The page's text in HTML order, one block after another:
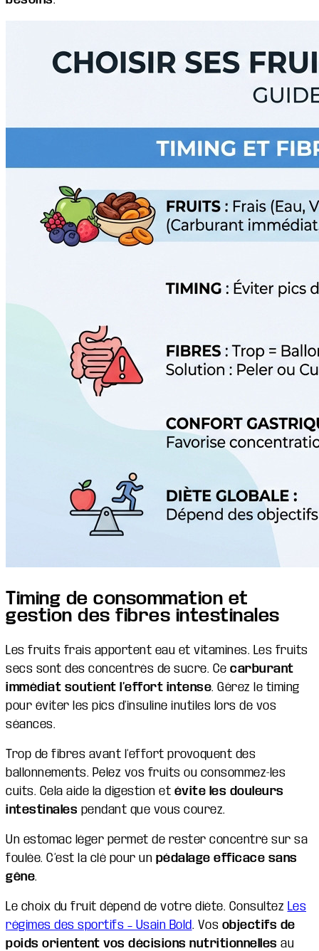
Timing de consommation et
gestion des fibres intestinales
Les fruits frais apportent eau et vitamines. Les fruits
secs sont des concentrés de sucre. Ce carburant
immédiat soutient l’effort intense. Gérez le timing
pour éviter les pics d’insuline inutiles lors de vos
séances.
Trop de fibres avant l’effort provoquent des
ballonnements. Pelez vos fruits ou consommez-les
cuits. Cela aide la digestion et évite les douleurs
intestinales pendant que vous courez.
Un estomac léger permet de rester concentré sur sa
foulée. C’est la clé pour un pédalage efficace sans
gêne.
Le choix du fruit dépend de votre diète. Consultez Les
régimes des sportifs – Usain Bold. Vos objectifs de
poids orientent vos décisions nutritionnelles au